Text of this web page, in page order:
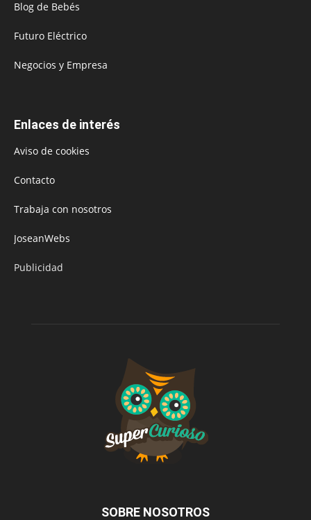
Blog de Bebés
Futuro Eléctrico
Negocios y Empresa
Enlaces de interés
Aviso de cookies
Contacto
Trabaja con nosotros
JoseanWebs
Publicidad
SOBRE NOSOTROS